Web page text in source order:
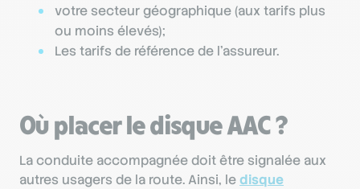
votre secteur géographique (aux tarifs plus
ou moins élevés);
Les tarifs de référence de l’assureur.
Où placer le disque AAC ?
La conduite accompagnée doit être signalée aux
autres usagers de la route. Ainsi, ledisque